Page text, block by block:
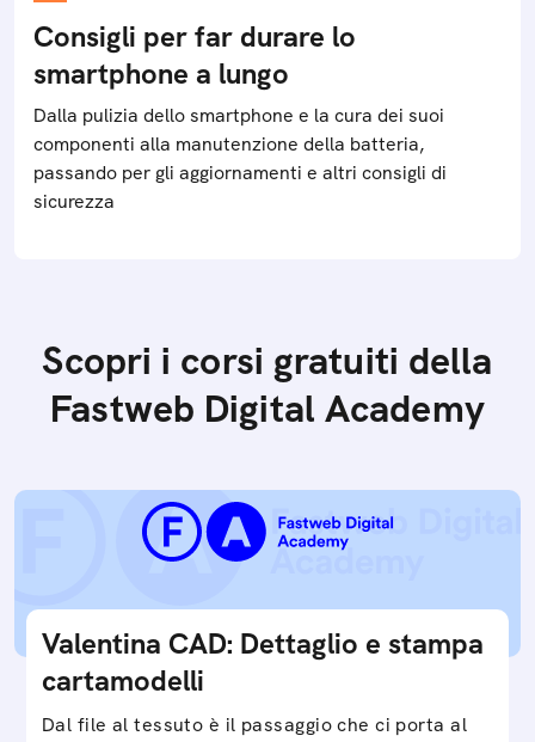
Consigli per far durare lo
smartphone a lungo
Dalla pulizia dello smartphone e la cura dei suoi
componenti alla manutenzione della batteria,
passando per gli aggiornamenti e altri consigli di
sicurezza
Scopri i corsi gratuiti della
Fastweb Digital Academy
Valentina CAD: Dettaglio e stampa
cartamodelli
Dal file al tessuto è il passaggio che ci porta al